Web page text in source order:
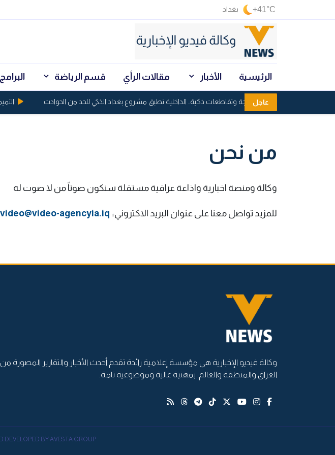
+41°C بغداد
الرئيسية الأخبار مقالات الرأي قسم الرياضة البرامج
عاجلرادارات بـ360 درجة وتقاطعات ذكية.. الداخلية تطبق مشروع بغداد الذكي للحد من الحوادث
من نحن
وكالة ومنصة اخبارية واذاعة عراقية مستقلة سنكون صوتاً من لا صوت له
للمزيد تواصل معنا على عنوان البريد الاكتروني:: video@video-agencyia.iq
وكالة فيديو الإخبارية هي مؤسسة إعلامية رائدة تقدم أحدث الأخبار والتقارير المصورة من
العراق والمنطقة والعالم، بمهنية عالية وموضوعية تامة.
DEVELOPED BY AVESTA GROUP